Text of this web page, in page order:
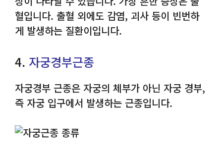
혈입니다. 출혈 외에도 감염, 괴사 등이 빈번하
게 발생하는 질환이입니다.
4. 자궁경부근종
자궁경부 근종은 자궁의 체부가 아닌 자궁 경부,
즉 자궁 입구에서 발생하는 근종입니다.